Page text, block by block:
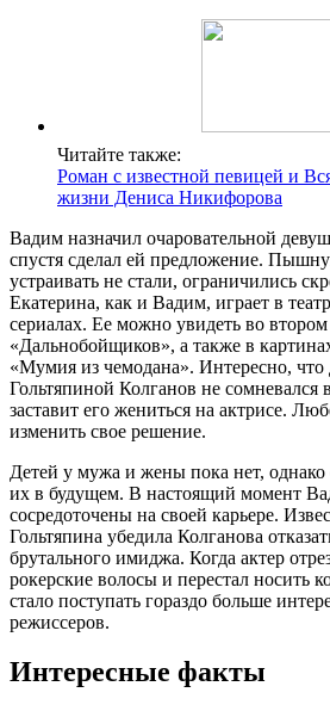
Читайте также:
Роман с известной певицей и
жизни Дениса Никифорова
Вадим назначил очаровательной
спустя сделал ей предложение.
устраивать не стали, ограничились
Екатерина, как и Вадим, играет в
сериалах. Ее можно увидеть во втором
«Дальнобойщиков», а также в
«Мумия из чемодана». Интересно, что
Гольтяпиной Колганов не сомневался
заставит его жениться на актрисе.
изменить свое решение.
Детей у мужа и жены пока нет,
их в будущем. В настоящий момент
сосредоточены на своей карьере.
Гольтяпина убедила Колганова
брутального имиджа. Когда актер
рокерские волосы и перестал носить
стало поступать гораздо больше
режиссеров.
Интересные факты